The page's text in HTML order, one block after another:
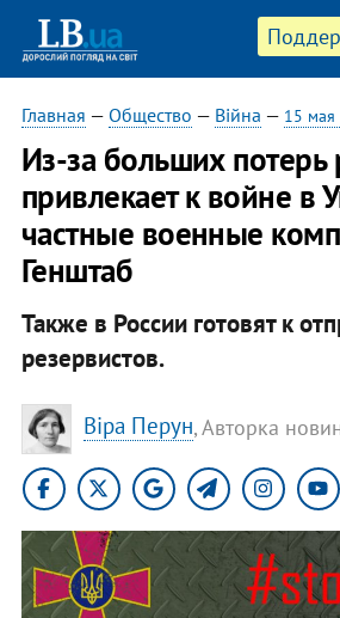
Главная — Общество — Війна — 15 мая
Из-за больших потерь
привлекает к войне в
частные военные
Генштаб
Также в России готовят к
резервистов.
Віра Перун, Авторка